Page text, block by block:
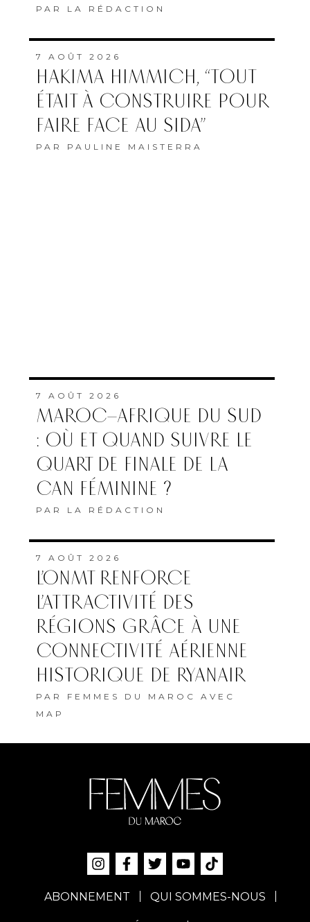
PAR LA RÉDACTION
7 AOÛT 2026
HAKIMA HIMMICH, “TOUT
ÉTAIT À CONSTRUIRE POUR
FAIRE FACE AU SIDA”
PAR PAULINE MAISTERRA
7 AOÛT 2026
MAROC–AFRIQUE DU SUD
: OÙ ET QUAND SUIVRE LE
QUART DE FINALE DE LA
CAN FÉMININE ?
PAR LA RÉDACTION
7 AOÛT 2026
L’ONMT RENFORCE
L’ATTRACTIVITÉ DES
RÉGIONS GRÂCE À UNE
CONNECTIVITÉ AÉRIENNE
HISTORIQUE DE RYANAIR
PAR FEMMES DU MAROC AVEC
MAP
ABONNEMENT QUI SOMMES-NOUS